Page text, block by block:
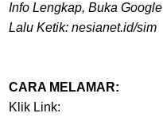
Info Lengkap, Buka Google
Lalu Ketik: nesianet.id/sim
CARA MELAMAR:
Klik Link: